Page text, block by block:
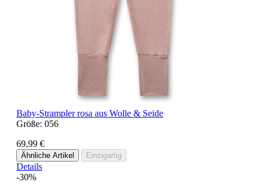
Baby-Strampler rosa aus Wolle & Seide
Größe: 056
69,99 €
Ähnliche Artikel Einzigartig
Details
-30%